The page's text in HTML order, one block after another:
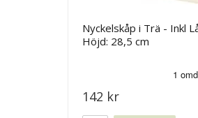
Nyckelskåp i Trä - Inkl
Höjd: 28,5 cm
142 kr